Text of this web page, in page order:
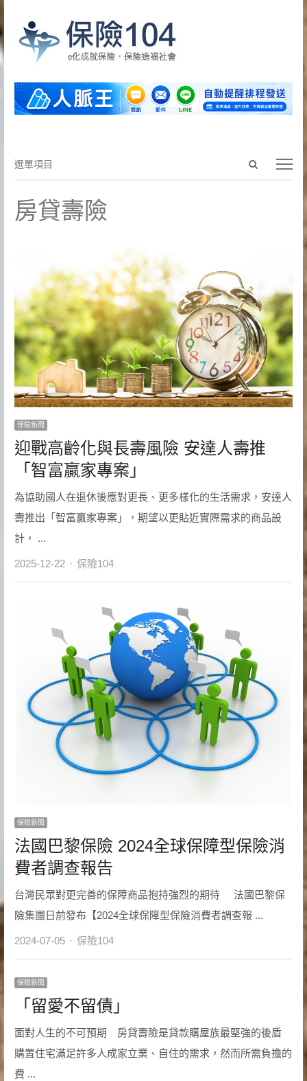
Open
search
選
目
選單項目
房貸壽險
保險新聞
迎戰高齡化與長壽風險 安達人壽推
「智富贏家專案」
為協助國人在退休後應對更長、更多樣化的生活需求，安達人
壽推出「智富贏家專案」，期望以更貼近實際需求的商品設
計， ...
2025-12-22 Author
保險104
保險新聞
法國巴黎保險 2024全球保障型保險消
費者調查報告
台灣民眾對更完善的保障商品抱持強烈的期待 法國巴黎保
險集團日前發布【2024全球保障型保險消費者調查報 ...
2024-07-05 Author
保險104
保險新聞
「留愛不留債」
面對人生的不可預期 房貸壽險是貸款購屋族最堅強的後盾
購置住宅滿足許多人成家立業、自住的需求，然而所需負擔的
費 ...